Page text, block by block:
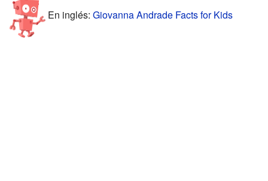
En inglés: Giovanna Andrade Facts for Kids